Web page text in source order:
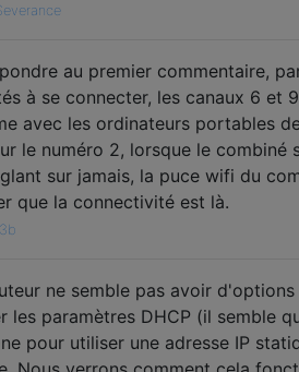
au premier commentaire,
à se connecter, les canaux 6 et
avec les ordinateurs portables
le numéro 2, lorsque le combiné
sur jamais, la puce wifi du
que la connectivité est là.
ne semble pas avoir
les paramètres DHCP (il semble
pour utiliser une adresse IP